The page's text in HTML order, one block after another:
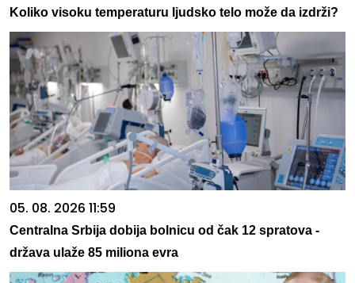
Koliko visoku temperaturu ljudsko telo može da izdrži?
05. 08. 2026 11:59
Centralna Srbija dobija bolnicu od čak 12 spratova -
država ulaže 85 miliona evra